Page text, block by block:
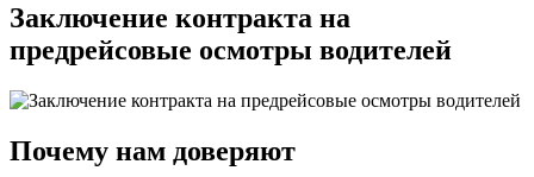
Заключение контракта на
предрейсовые осмотры водителей
Почему нам доверяют